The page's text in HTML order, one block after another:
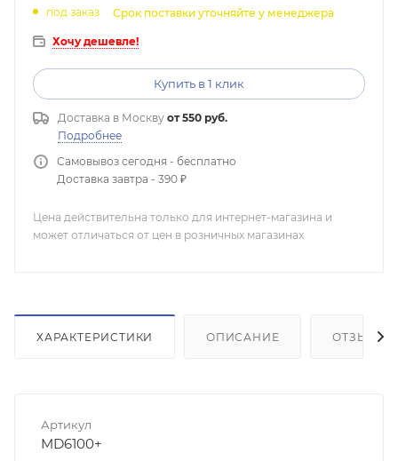
под заказ Срок поставки уточняйте у менеджера
Хочу дешевле!
Купить в 1 клик
Доставка в Москву от 550 руб.
Подробнее
Самовывоз сегодня - бесплатно
Доставка завтра - 390 ₽
Цена действительна только для интернет-магазина и
может отличаться от цен в розничных магазинах
ХАРАКТЕРИСТИКИ ОПИСАНИЕ ОТЗЫВЫ
Артикул
MD6100+